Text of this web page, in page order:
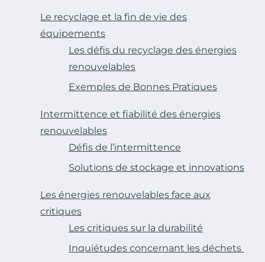
Le recyclage et la fin de vie des
équipements
Les défis du recyclage des énergies
renouvelables
Exemples de Bonnes Pratiques
Intermittence et fiabilité des énergies
renouvelables
Défis de l’intermittence
Solutions de stockage et innovations
Les énergies renouvelables face aux
critiques
Les critiques sur la durabilité
Inquiétudes concernant les déchets